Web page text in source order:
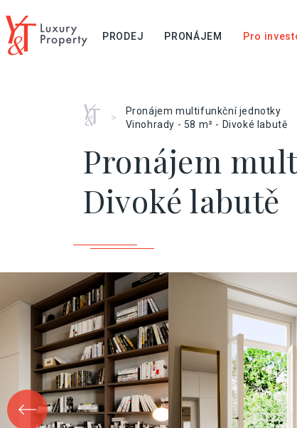
PRODEJ PRONÁJEM Pro
Home
>
Pronájem multifunkční jednotky
Vinohrady - 58 m² - Divoké labutě
Pronájem
Divoké labutě